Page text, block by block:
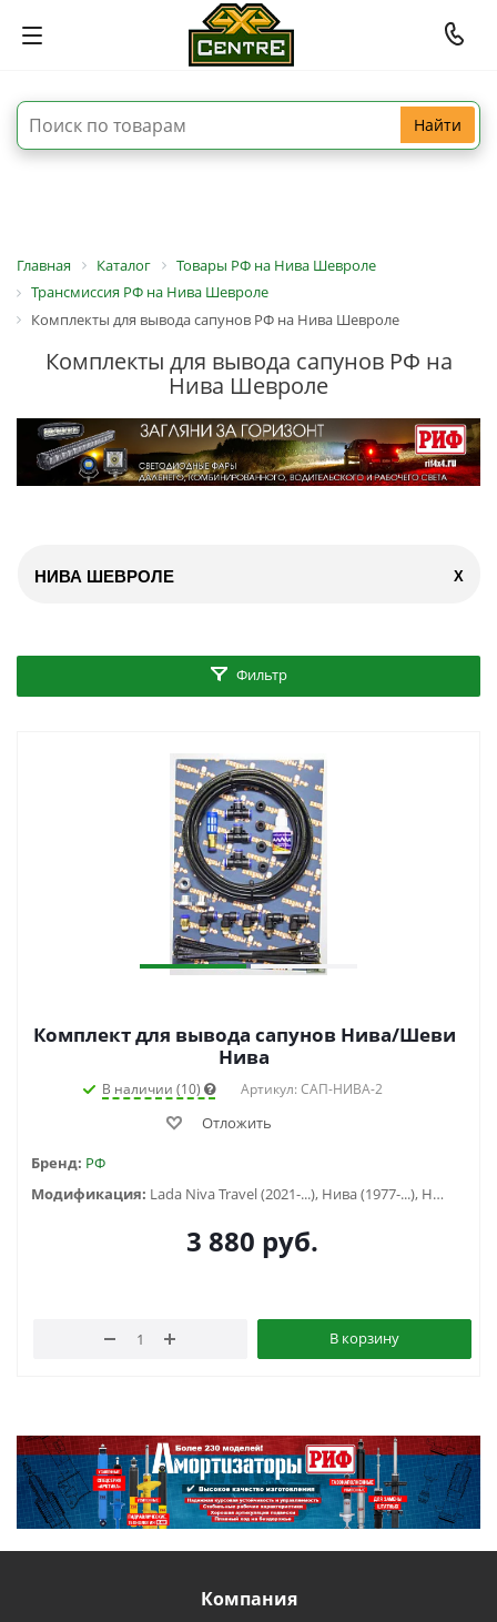
Найти
Главная Каталог
Товары РФ на Нива Шевроле
Трансмиссия РФ на Нива Шевроле
Комплекты для вывода сапунов РФ на Нива Шевроле
Комплекты для вывода сапунов РФ на
Нива Шевроле
НИВА ШЕВРОЛЕ X
Фильтр
Комплект для вывода сапунов Нива/Шеви
Нива
В наличии (10) Артикул: САП-НИВА-2
Отложить
Бренд: РФ
Модификация:
Lada Niva Travel (2021-...), Нива (1977-...), Нива Шевроле (1998-2020)
3 880 руб.
В корзину
Компания